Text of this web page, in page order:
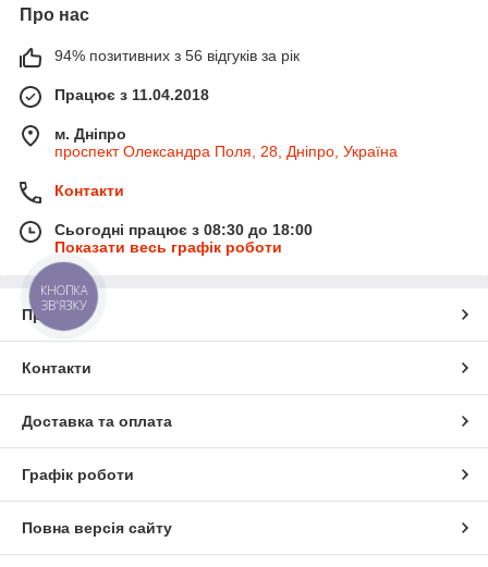
Про нас
94% позитивних з 56 відгуків за рік
Працює з 11.04.2018
м. Дніпро
проспект Олександра Поля, 28, Дніпро, Україна
Контакти
Сьогодні працює з 08:30 до 18:00
Показати весь графік роботи
Про нас
Контакти
Доставка та оплата
Графік роботи
Повна версія сайту
КНОПКА
ЗВ'ЯЗКУ